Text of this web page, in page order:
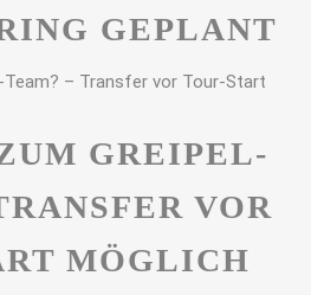
GEPLANT
GREIPEL-
VOR
MÖGLICH